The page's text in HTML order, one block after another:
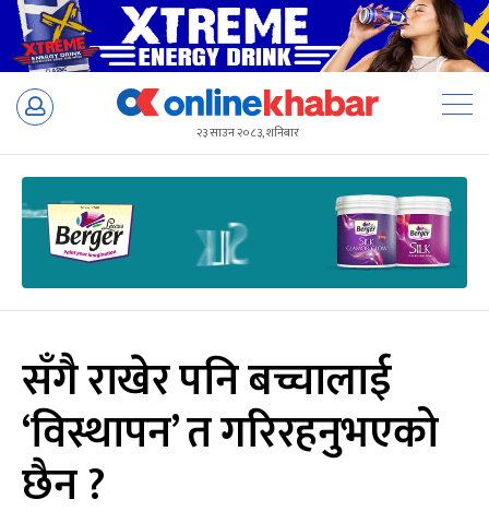
Skip
२३ साउन २०८३, शनिबार
सँगै राखेर पनि बच्चालाई
‘विस्थापन’ त गरिरहनुभएको
छैन ?